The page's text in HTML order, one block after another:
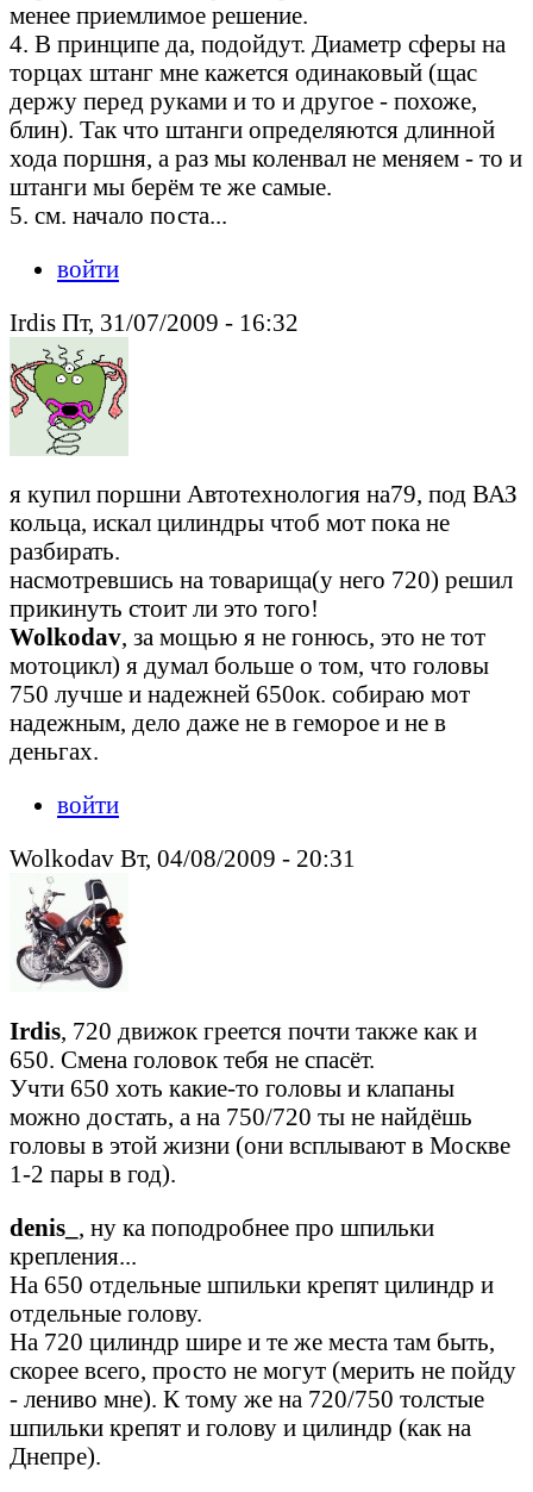
менее приемлимое решение.
4. В принципе да, подойдут. Диаметр сферы на
торцах штанг мне кажется одинаковый (щас
держу перед руками и то и другое - похоже,
блин). Так что штанги определяются длинной
хода поршня, а раз мы коленвал не меняем - то и
штанги мы берём те же самые.
5. см. начало поста...
войти
Irdis Пт, 31/07/2009 - 16:32
я купил поршни Автотехнология на79, под ВАЗ
кольца, искал цилиндры чтоб мот пока не
разбирать.
насмотревшись на товарища(у него 720) решил
прикинуть стоит ли это того!
Wolkodav, за мощью я не гонюсь, это не тот
мотоцикл) я думал больше о том, что головы
750 лучше и надежней 650ок. собираю мот
надежным, дело даже не в геморое и не в
деньгах.
войти
Wolkodav Вт, 04/08/2009 - 20:31
Irdis, 720 движок греется почти также как и
650. Смена головок тебя не спасёт.
Учти 650 хоть какие-то головы и клапаны
можно достать, а на 750/720 ты не найдёшь
головы в этой жизни (они всплывают в Москве
1-2 пары в год).
denis_
, ну ка поподробнее про шпильки
крепления...
На 650 отдельные шпильки крепят цилиндр и
отдельные голову.
На 720 цилиндр шире и те же места там быть,
скорее всего, просто не могут (мерить не пойду
- лениво мне). К тому же на 720/750 толстые
шпильки крепят и голову и цилиндр (как на
Днепре).